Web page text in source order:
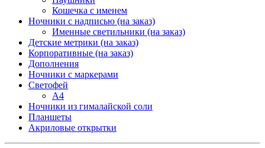
Кошечка с именем
Ночники с надписью (на заказ)
Именные светильники (на заказ)
Детские метрики (на заказ)
Корпоративные (на заказ)
Дополнения
Ночники с маркерами
Светофей
А4
Ночники из гималайской соли
Планшеты
Акриловые открытки